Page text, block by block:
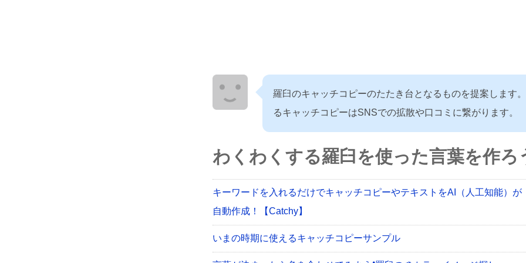
羅臼のキャッチコピーのたたき台となるものを提案します
るキャッチコピーはSNSでの拡散や口コミに繋がります。
わくわくする羅臼を使った言葉を作ろ
キーワードを入れるだけでキャッチコピーやテキストをAI（人工知能）が
自動作成！【Catchy】
いまの時期に使えるキャッチコピーサンプル